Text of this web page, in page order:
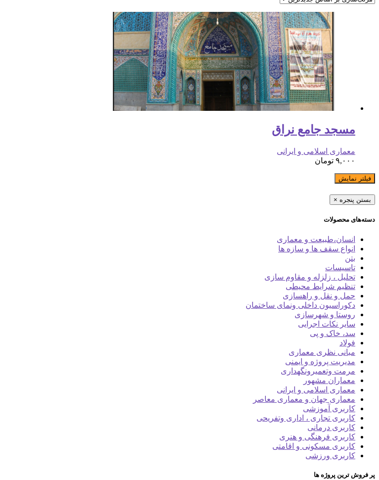
مسجد جامع نراق
معماری اسلامی و ایرانی
۹,۰۰۰ تومان
فیلتر نمایش
بستن پنجره ×
دسته‌های محصولات
انسان،طبیعت و معماری
انواع سقف ها و سازه ها
بتن
تاسیسات
تحلیل ، زلزله و مقاوم سازی
تنظیم شرایط محیطی
حمل و نقل و راهسازی
دکوراسیون داخلی ونمای ساختمان
روستا و شهرسازی
سایر نکات اجرایی
سد، خاک و پی
فولاد
مبانی نظری معماری
مدیریت پروژه و ایمنی
مرمت وتعمیرونگهداری
معماران مشهور
معماری اسلامی و ایرانی
معماری جهان و معماری معاصر
کاربری آموزشی
کاربری تجاری ، اداری وتفریحی
کاربری درمانی
کاربری فرهنگی و هنری
کاربری مسکونی و اقامتی
کاربری ورزشی
پر فروش ترین پروژه ها